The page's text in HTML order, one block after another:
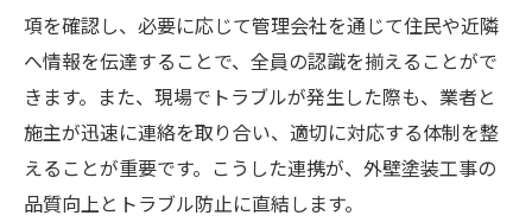
項を確認し、必要に応じて管理会社を通じて住民や近隣
へ情報を伝達することで、全員の認識を揃えることがで
きます。また、現場でトラブルが発生した際も、業者と
施主が迅速に連絡を取り合い、適切に対応する体制を整
えることが重要です。こうした連携が、外壁塗装工事の
品質向上とトラブル防止に直結します。